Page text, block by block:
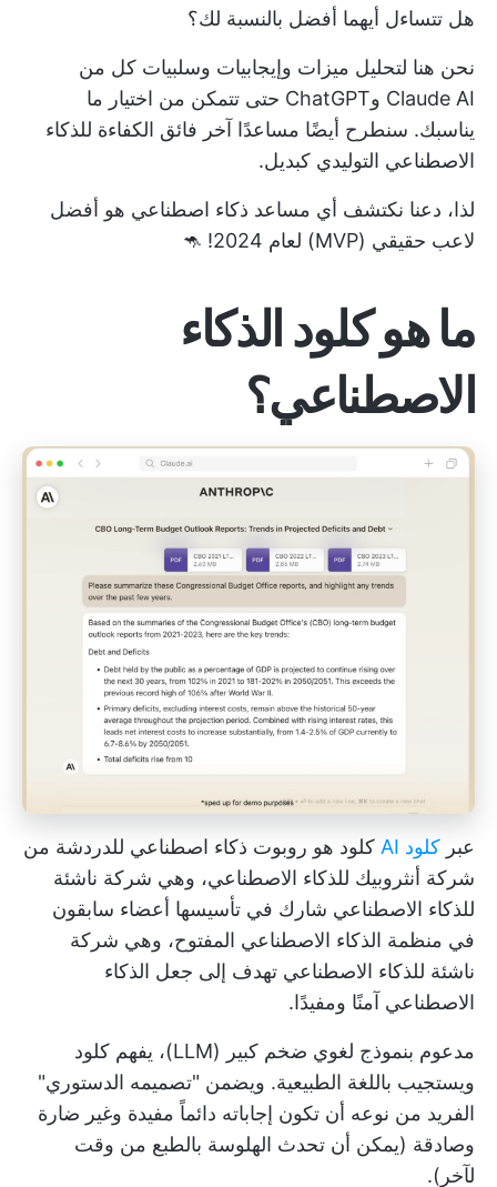
هل تتساءل أيهما أفضل بالنسبة لك؟
نحن هنا لتحليل ميزات وإيجابيات وسلبيات كل من
Claude AI وChatGPT حتى تتمكن من اختيار ما
يناسبك. سنطرح أيضًا مساعدًا آخر فائق الكفاءة للذكاء
الاصطناعي التوليدي كبديل.
لذا، دعنا نكتشف أي مساعد ذكاء اصطناعي هو أفضل
لاعب حقيقي (MVP) لعام 2024! 🦘
ما هو كلود الذكاء
الاصطناعي؟
عبر كلود AI
كلود هو روبوت ذكاء اصطناعي للدردشة من
شركة أنثروبيك للذكاء الاصطناعي، وهي شركة ناشئة
للذكاء الاصطناعي شارك في تأسيسها أعضاء سابقون
في منظمة الذكاء الاصطناعي المفتوح، وهي شركة
ناشئة للذكاء الاصطناعي تهدف إلى جعل الذكاء
الاصطناعي آمنًا ومفيدًا.
مدعوم بنموذج لغوي ضخم كبير (LLM)، يفهم كلود
ويستجيب باللغة الطبيعية. ويضمن "تصميمه الدستوري"
الفريد من نوعه أن تكون إجاباته دائماً مفيدة وغير ضارة
وصادقة (يمكن أن تحدث الهلوسة بالطبع من وقت
لآخر).